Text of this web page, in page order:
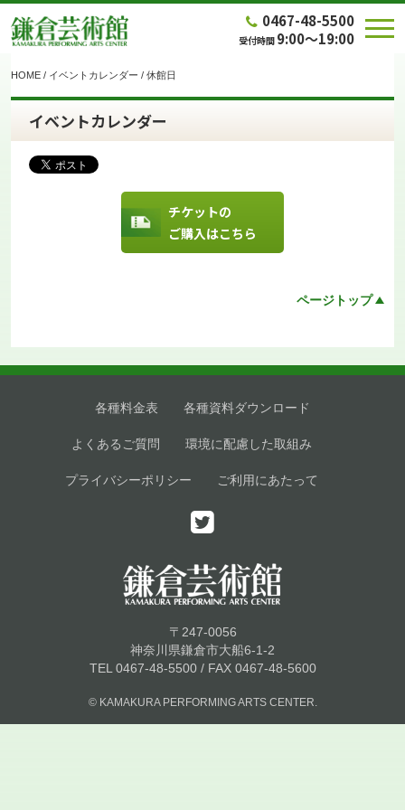
0467-48-5500
受付時間 9:00～19:00
HOME / イベントカレンダー / 休館日
チケットの
ご購入はこちら
イベントカレンダー
ページトップ
各種料金表 各種資料ダウンロード
よくあるご質問 環境に配慮した取組み
プライバシーポリシー ご利用にあたって
〒247-0056
神奈川県鎌倉市大船6-1-2
TEL 0467-48-5500 / FAX 0467-48-5600
© KAMAKURA PERFORMING ARTS CENTER.